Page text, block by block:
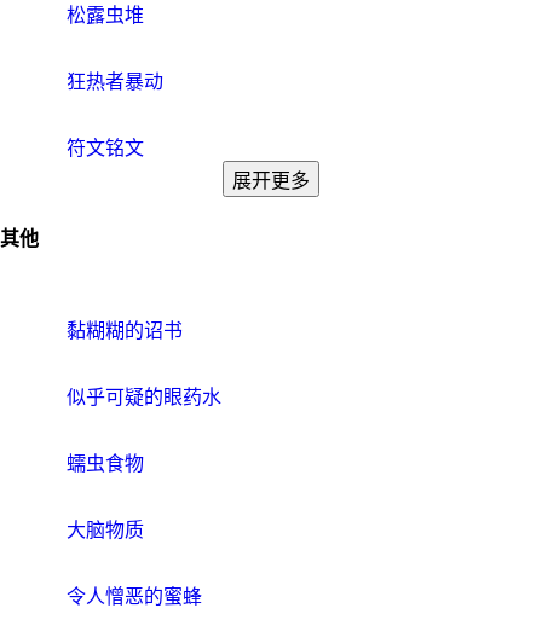
松露虫堆
狂热者暴动
符文铭文
展开更多
其他
黏糊糊的诏书
似乎可疑的眼药水
蠕虫食物
大脑物质
令人憎恶的蜜蜂